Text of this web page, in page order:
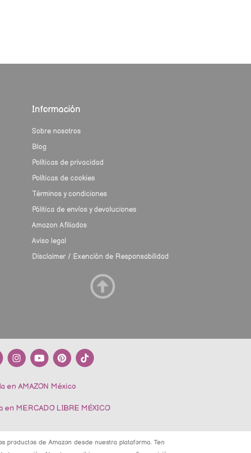
Información
Sobre nosotros
Blog
Políticas de privacidad
Políticas de cookies
Términos y condiciones
Pólitica de envíos y devoluciones
Amazon Afiliados
Aviso legal
Disclaimer / Exención de Responsabilidad
I
n
a
r
Y
o
u
e
P
i
e
e
T
i
en AMAZON México
en MERCADO LIBRE MÉXICO
productos de Amazon desde nuestra plataforma. Ten